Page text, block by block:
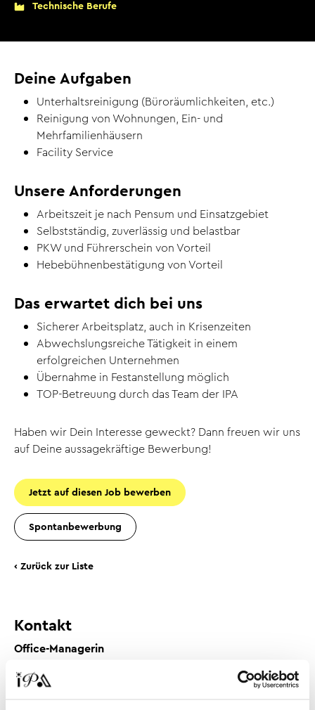
Technische Berufe
Deine Aufgaben
Unterhaltsreinigung (Büroräumlichkeiten, etc.)
Reinigung von Wohnungen, Ein- und
Mehrfamilienhäusern
Facility Service
Unsere Anforderungen
Arbeitszeit je nach Pensum und Einsatzgebiet
Selbstständig, zuverlässig und belastbar
PKW und Führerschein von Vorteil
Hebebühnenbestätigung von Vorteil
Das erwartet dich bei uns
Sicherer Arbeitsplatz, auch in Krisenzeiten
Abwechslungsreiche Tätigkeit in einem
erfolgreichen Unternehmen
Übernahme in Festanstellung möglich
TOP-Betreuung durch das Team der IPA
Haben wir Dein Interesse geweckt? Dann freuen wir uns
auf Deine aussagekräftige Bewerbung!
Jetzt auf diesen Job bewerben
Spontanbewerbung
‹ Zurück zur Liste
Kontakt
Office-Managerin